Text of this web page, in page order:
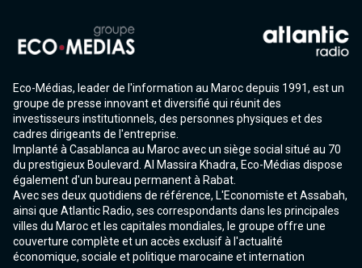
Eco-Médias, leader de l'information au Maroc depuis 1991, est un
groupe de presse innovant et diversifié qui réunit des
investisseurs institutionnels, des personnes physiques et des
cadres dirigeants de l'entreprise.
Implanté à Casablanca au Maroc avec un siège social situé au 70
du prestigieux Boulevard. Al Massira Khadra, Eco-Médias dispose
également d'un bureau permanent à Rabat.
Avec ses deux quotidiens de référence, L'Economiste et Assabah,
ainsi que Atlantic Radio, ses correspondants dans les principales
villes du Maroc et les capitales mondiales, le groupe offre une
couverture complète et un accès exclusif à l'actualité
économique, sociale et politique marocaine et internation